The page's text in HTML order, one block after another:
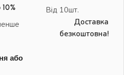
Від 10шт.
Доставка
безкоштовна!
або